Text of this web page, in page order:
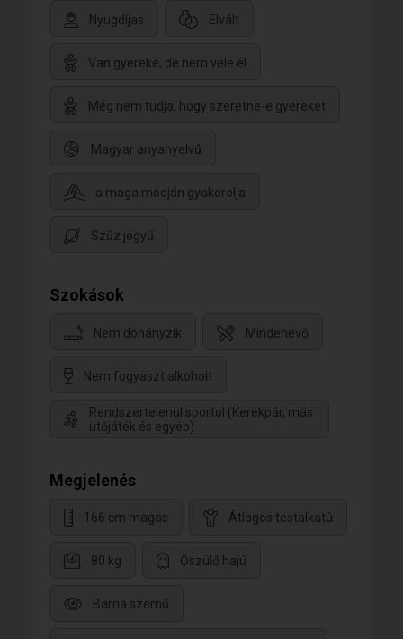
Nyugdíjas Elvált
Van gyereke, de nem vele él
Még nem tudja, hogy szeretne-e gyereket
Magyar anyanyelvű
a maga módján gyakorolja
Szűz jegyű
Szokások
Nem dohányzik Mindenevő
Nem fogyaszt alkoholt
Rendszertelenül sportol (Kerékpár, más
ütőjáték és egyéb)
Megjelenés
166 cm magas Átlagos testalkatú
80 kg Őszülő hajú
Barna szemű